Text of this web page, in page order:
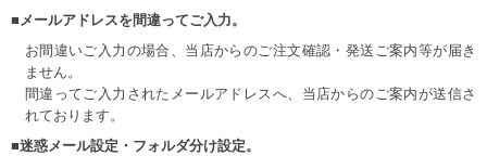
■メールアドレスを間違ってご入力。
お間違いご入力の場合、当店からのご注文確認・発送ご案内等が届き
ません。
間違ってご入力されたメールアドレスへ、当店からのご案内が送信さ
れております。
■迷惑メール設定・フォルダ分け設定。